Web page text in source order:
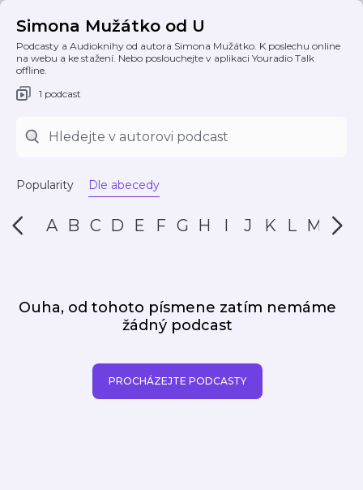
Simona Mužátko od U
Podcasty a Audioknihy od autora Simona Mužátko. K poslechu online
na webu a ke stažení. Nebo poslouchejte v aplikaci Youradio Talk
offline.
1 podcast
Popularity Dle abecedy
A B C D E F G H I J K L M N
Ouha, od tohoto písmene zatím nemáme
žádný podcast
PROCHÁZEJTE PODCASTY